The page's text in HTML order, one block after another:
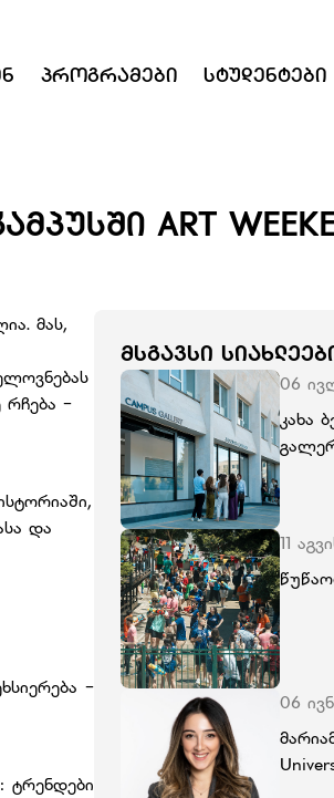
Პროგრამები Სტუდენტები
ART
მას,
რჩება -
და
-
ტრენდები
ᲛᲡᲒᲐᲕᲡᲘ
06
კახა
11
06